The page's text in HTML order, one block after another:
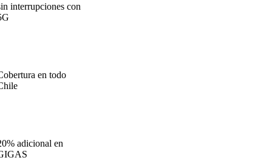
interrupciones con
en todo
adicional en